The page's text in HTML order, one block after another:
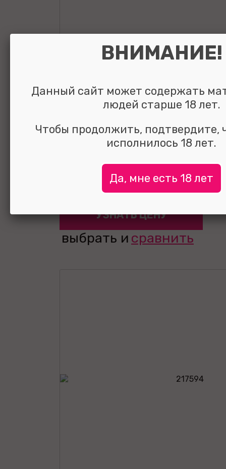
Вагинальные
УЗНАТЬ ЦЕНУ
выбрать и сравнить
ВНИМАНИЕ!
Данный сайт может содержать
людей старше 18 лет.
Чтобы продолжить, подтвердите,
исполнилось 18 лет.
Да, мне есть 18 лет